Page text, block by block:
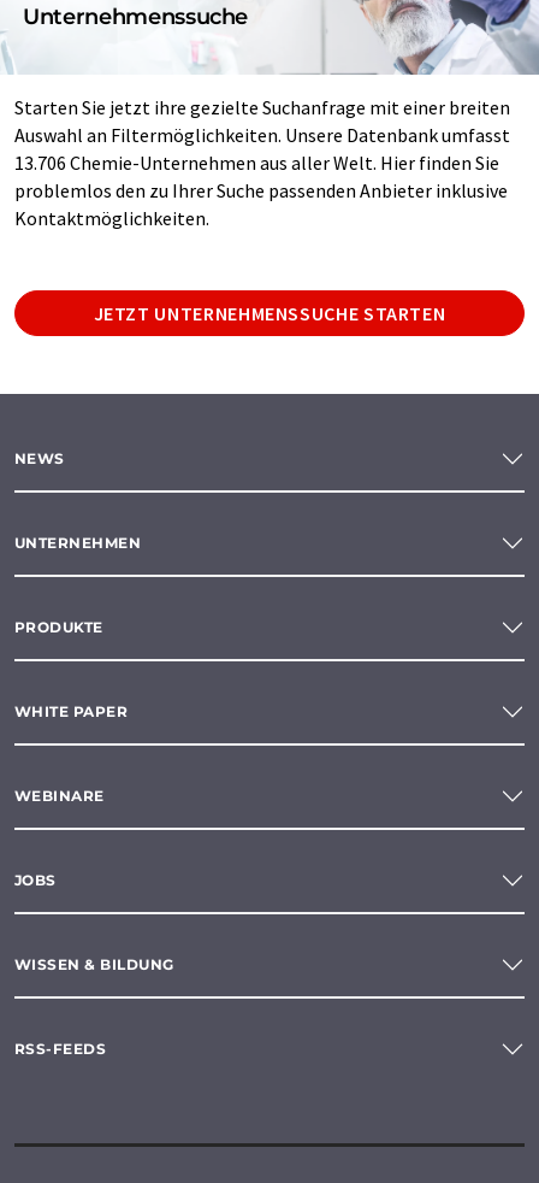
Unternehmenssuche
Starten Sie jetzt ihre gezielte Suchanfrage mit einer breiten
Auswahl an Filtermöglichkeiten. Unsere Datenbank umfasst
13.706 Chemie-Unternehmen aus aller Welt. Hier finden Sie
problemlos den zu Ihrer Suche passenden Anbieter inklusive
Kontaktmöglichkeiten.
JETZT UNTERNEHMENSSUCHE STARTEN
NEWS
UNTERNEHMEN
PRODUKTE
WHITE PAPER
WEBINARE
JOBS
WISSEN & BILDUNG
RSS-FEEDS